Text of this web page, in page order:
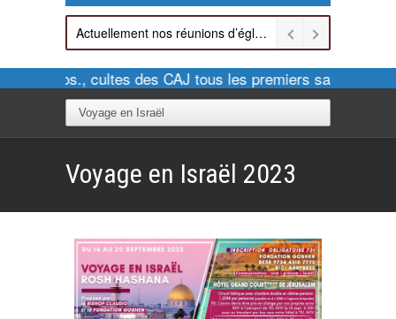
Actuellement nos réunions d’église sont retransmises sur ZOOM les dimanches à 11h et vendredis à 20h00
Pour infos., cultes des CAJ tous les premiers samedis de
Voyage en Israël 2023